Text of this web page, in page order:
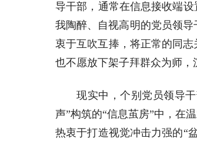
导干部，通常在信息接收端
我陶醉、自视高明的党员领
衷于互吹互捧，将正常的同
也不愿放下架子拜群众为师，
现实中，个别党员领导
声”构筑的“信息茧房”中，在
热衷于打造视觉冲击力强的“